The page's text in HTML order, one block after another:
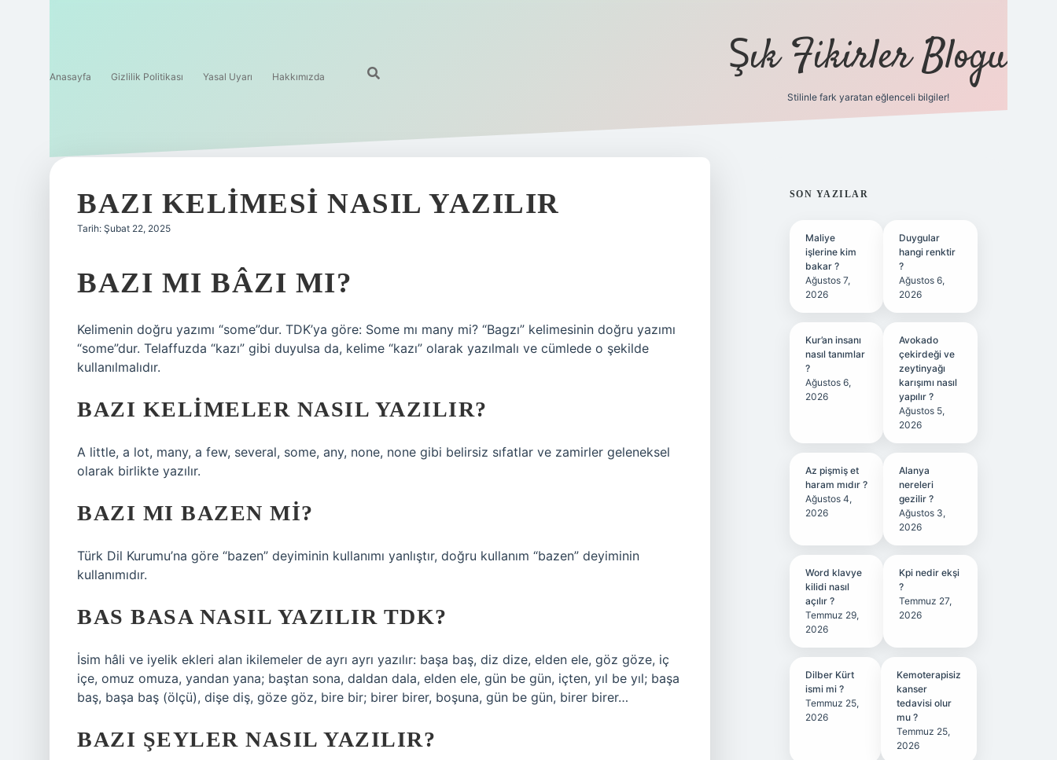
Anasayfa Gizlilik Politikası Yasal Uyarı Hakkımızda Şık Fikirler Blogu
Stilinle fark yaratan eğlenceli bilgiler!
BAZI KELIMESI NASIL YAZILIR
Tarih: Şubat 22, 2025
BAZI MI BÂZI MI?
Kelimenin doğru yazımı “some”dur. TDK’ya göre: Some mı many mi? “Bagzı” kelimesinin doğru yazımı
“some”dur. Telaffuzda “kazı” gibi duyulsa da, kelime “kazı” olarak yazılmalı ve cümlede o şekilde
kullanılmalıdır.
BAZI KELIMELER NASIL YAZILIR?
A little, a lot, many, a few, several, some, any, none, none gibi belirsiz sıfatlar ve zamirler geleneksel
olarak birlikte yazılır.
BAZI MI BAZEN MI?
Türk Dil Kurumu’na göre “bazen” deyiminin kullanımı yanlıştır, doğru kullanım “bazen” deyiminin
kullanımıdır.
BAS BASA NASIL YAZILIR TDK?
İsim hâli ve iyelik ekleri alan ikilemeler de ayrı ayrı yazılır: başa baş, diz dize, elden ele, göz göze, iç
içe, omuz omuza, yandan yana; baştan sona, daldan dala, elden ele, gün be gün, içten, yıl be yıl; başa
baş, başa baş (ölçü), dişe diş, göze göz, bire bir; birer birer, boşuna, gün be gün, birer birer…
BAZI ŞEYLER NASIL YAZILIR?
SIDEBAR
SON YAZILAR
Maliye
işlerine kim
bakar ?
Ağustos 7,
2026
Duygular
hangi renktir
?
Ağustos 6,
2026
Kur’an insanı
nasıl tanımlar
?
Ağustos 6,
2026
Avokado
çekirdeği ve
zeytinyağı
karışımı nasıl
yapılır ?
Ağustos 5,
2026
Az pişmiş et
haram mıdır ?
Ağustos 4,
2026
Alanya
nereleri
gezilir ?
Ağustos 3,
2026
Word klavye
kilidi nasıl
açılır ?
Temmuz 29,
2026
Kpi nedir ekşi
?
Temmuz 27,
2026
Dilber Kürt
ismi mi ?
Temmuz 25,
2026
Kemoterapisiz
kanser
tedavisi olur
mu ?
Temmuz 25,
2026